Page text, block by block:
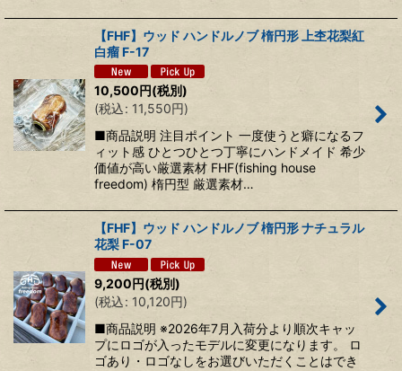
【FHF】ウッド ハンドルノブ 楕円形 上杢花梨紅
白瘤 F-17
10,500円(税別)
(税込: 11,550円)
■商品説明 注目ポイント 一度使うと癖になるフ
ィット感 ひとつひとつ丁寧にハンドメイド 希少
価値が高い厳選素材 FHF(fishing house
freedom) 楕円型 厳選素材…
【FHF】ウッド ハンドルノブ 楕円形 ナチュラル
花梨 F-07
9,200円(税別)
(税込: 10,120円)
■商品説明 ※2026年7月入荷分より順次キャッ
プにロゴが入ったモデルに変更になります。 ロ
ゴあり・ロゴなしをお選びいただくことはでき